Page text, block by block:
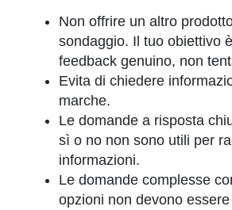
Non offrire un altro
sondaggio. Il tuo obiettivo
feedback genuino, non
Evita di chiedere
marche.
Le domande a risposta
sì o no non sono utili per
informazioni.
Le domande complesse
opzioni non devono